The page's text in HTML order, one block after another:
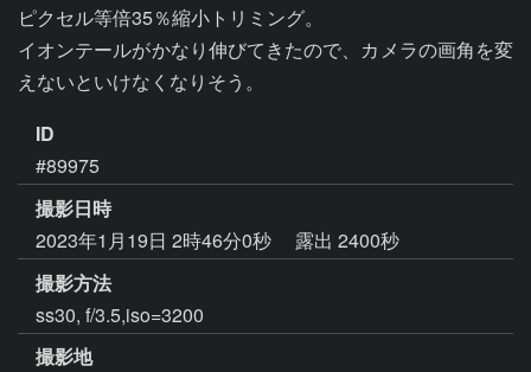
ピクセル等倍35％縮小トリミング。
イオンテールがかなり伸びてきたので、カメラの画角を変
えないといけなくなりそう。
ID
#89975
撮影日時
2023年1月19日 2時46分0秒
露出 2400秒
撮影方法
ss30, f/3.5,iso=3200
撮影地